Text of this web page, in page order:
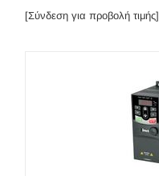
[Σύνδεση για προβολή τιμής]